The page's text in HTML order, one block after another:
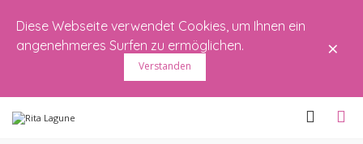
Diese Webseite verwendet Cookies, um Ihnen ein
angenehmeres Surfen zu ermöglichen.
Verstanden
×